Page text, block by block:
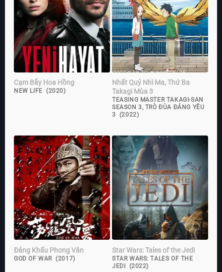
Cạm Bẫy Hoa Hồng
NEW LIFE (2020)
Nhất Quỷ Nhì Ma, Thứ Ba
Takagi Mùa 3
TEASING MASTER TAKAGI-SAN
SEASON 3, TRÒ ĐÙA ĐÁNG YÊU
3 (2022)
Đảng Khấu Phong Vân
GOD OF WAR (2017)
Star Wars: Tales of the Jedi
STAR WARS: TALES OF THE
JEDI (2022)